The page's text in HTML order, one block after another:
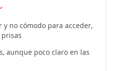
no cómodo para acceder,
aunque poco claro en las